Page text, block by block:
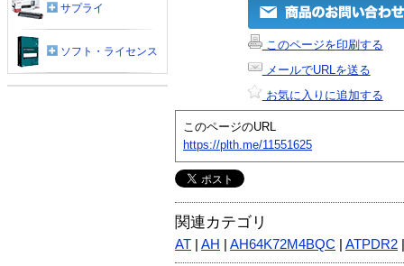
このページを印刷する
メールでURLを送る
お気に入りに追加する
このページのURL
https://plth.me/11551625
関連カテゴリ
AT AH AH64K72M4BQC ATPDR2
サプライ
ソフト・ライセンス